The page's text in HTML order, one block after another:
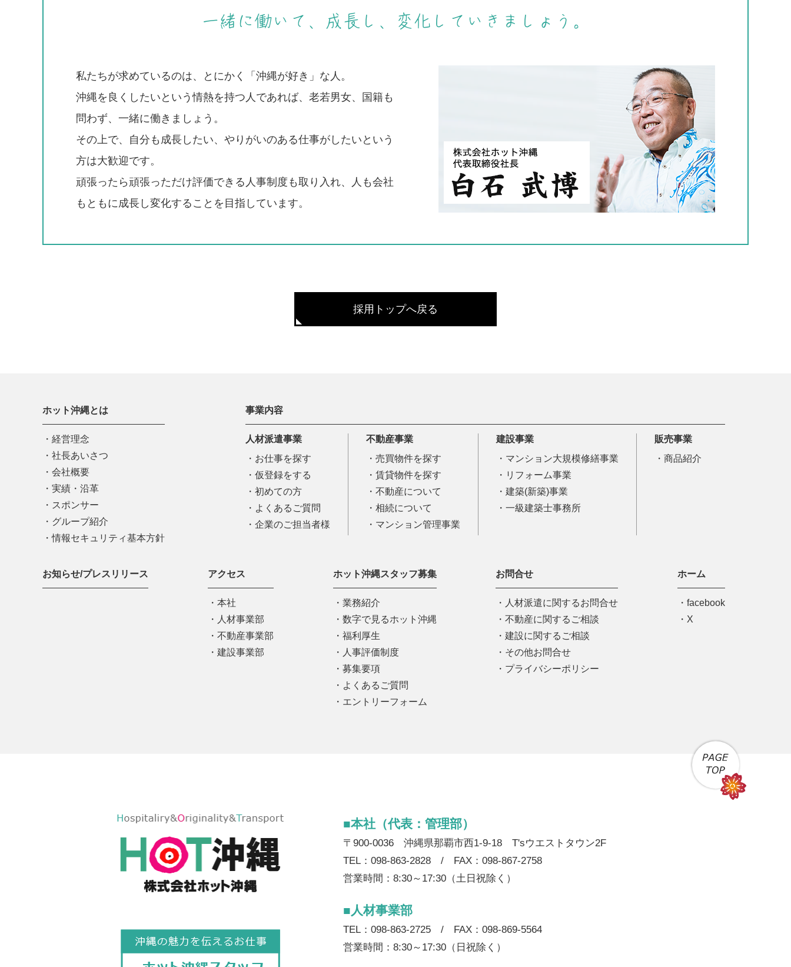
一緒に働いて、成長し、
変化していきましょう。
私たちが求めているのは、とにかく「沖縄が好き」な人。
沖縄を良くしたいという情熱を持つ人であれば、老若男女、国籍も
問わず、一緒に働きましょう。
その上で、自分も成長したい、やりがいのある仕事がしたいという
方は大歓迎です。
頑張ったら頑張っただけ評価できる人事制度も取り入れ、人も会社
もともに成長し変化することを目指しています。
採用トップへ戻る
ホット沖縄とは
経営理念
社長あいさつ
会社概要
実績・沿革
スポンサー
グループ紹介
情報セキュリティ基本方針
事業内容
人材派遣事業
お仕事を探す
仮登録をする
初めての方
よくあるご質問
企業のご担当者様
不動産事業
売買物件を探す
賃貸物件を探す
不動産について
相続について
マンション管理事業
建設事業
マンション大規模修繕事業
リフォーム事業
建築(新築)事業
一級建築士事務所
販売事業
商品紹介
お知らせ/プレスリリース アクセス
本社
人材事業部
不動産事業部
建設事業部
ホット沖縄スタッフ募集
業務紹介
数字で見るホット沖縄
福利厚生
人事評価制度
募集要項
よくあるご質問
エントリーフォーム
お問合せ
人材派遣に関するお問合せ
不動産に関するご相談
建設に関するご相談
その他お問合せ
プライバシーポリシー
ホーム
facebook
X
■本社（代表：管理部）
〒900-0036 沖縄県那覇市西1-9-18 T'sウエストタウン2F
TEL：098-863-2828 / FAX：098-867-2758
営業時間：8:30～17:30（土日祝除く）
■人材事業部
TEL：098-863-2725 / FAX：098-869-5564
営業時間：8:30～17:30（日祝除く）